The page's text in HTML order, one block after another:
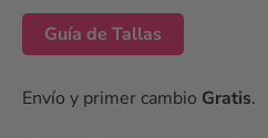
Guía de Tallas
Envío y primer cambio Gratis.